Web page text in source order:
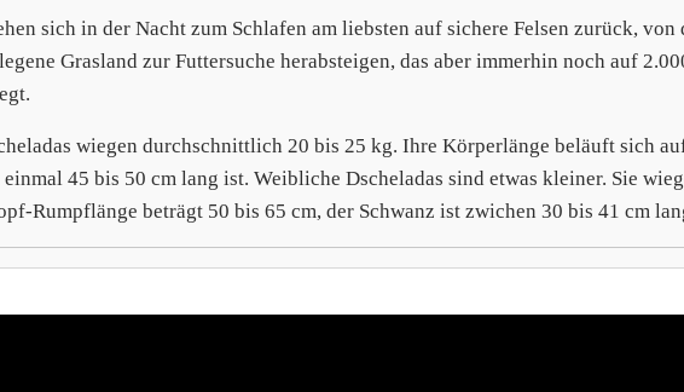
sich in der Nacht zum Schlafen am liebsten auf sichere Felsen zurück, von
Grasland zur Futtersuche herabsteigen, das aber immerhin noch auf
wiegen durchschnittlich 20 bis 25 kg. Ihre Körperlänge beläuft sich
einmal 45 bis 50 cm lang ist. Weibliche Dscheladas sind etwas kleiner. Sie
Rumpflänge beträgt 50 bis 65 cm, der Schwanz ist zwichen 30 bis 41 cm